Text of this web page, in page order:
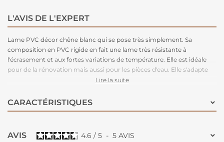
L'AVIS DE L'EXPERT
Lame PVC décor chêne blanc qui se pose très simplement. Sa
composition en PVC rigide en fait une lame très résistante à
l'écrasement et aux fortes variations de température. Elle est idéale
pour de la rénovation mais aussi pour les pièces d'eau. Elle s'adapte
facilement dans un intérieur sobre et moderne !
Lire la suite
CARACTÉRISTIQUES
AVIS 4.6 / 5 - 5 AVIS